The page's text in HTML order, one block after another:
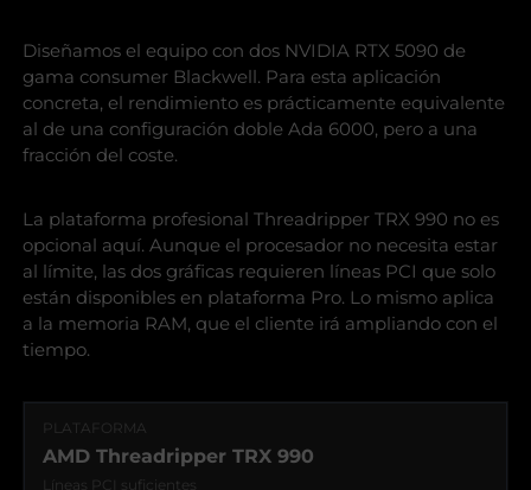
Diseñamos el equipo con dos NVIDIA RTX 5090 de
gama consumer Blackwell. Para esta aplicación
concreta, el rendimiento es prácticamente equivalente
al de una configuración doble Ada 6000, pero a una
fracción del coste.
La plataforma profesional Threadripper TRX 990 no es
opcional aquí. Aunque el procesador no necesita estar
al límite, las dos gráficas requieren líneas PCI que solo
están disponibles en plataforma Pro. Lo mismo aplica
a la memoria RAM, que el cliente irá ampliando con el
tiempo.
PLATAFORMA
AMD Threadripper TRX 990
Líneas PCI suficientes